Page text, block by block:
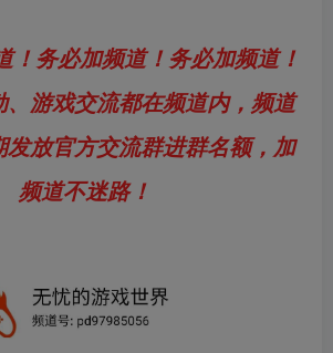
！务必加频道！务必加频道！
、游戏交流都在频道内，频道
发放官方交流群进群名额，加
频道不迷路！